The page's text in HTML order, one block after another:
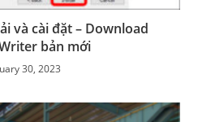
và cài đặt – Download
bản mới
30, 2023